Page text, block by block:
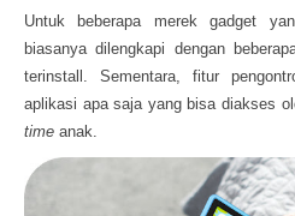
Untuk beberapa merek gadget
biasanya dilengkapi dengan
terinstall. Sementara, fitur
aplikasi apa saja yang bisa diakses
time anak.